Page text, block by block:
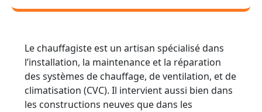
Le chauffagiste est un artisan spécialisé dans
l’installation, la maintenance et la réparation
des systèmes de chauffage, de ventilation, et de
climatisation (CVC). Il intervient aussi bien dans
les constructions neuves que dans les